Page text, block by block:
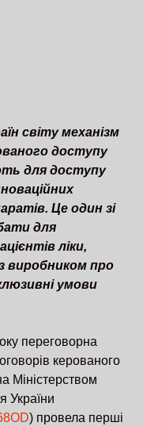
світу механізм
доступу
для доступу
Це один зі
для
ліки,
виробником про
умови
переговорна
керованого
Міністерством
України
) провела перші